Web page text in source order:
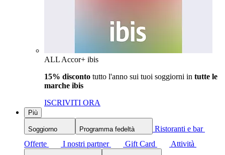
ALL Accor+ ibis
15% disconto tutto l'anno sui tuoi soggiorni in tutte le
marche ibis
ISCRIVITI ORA
Più
Soggiorno Programma fedeltà
Ristoranti e bar
Offerte
I nostri partner Gift Card Attività